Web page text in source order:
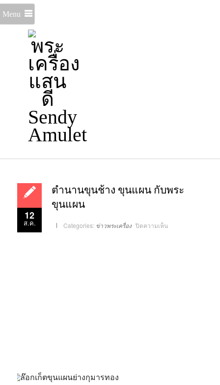
Menu
12
ส.ค.
ตำนานขุนช้าง ขุนแผน กับพระ
ขุนแผน
Categories: ข่าวพระเครื่อง ปิดความเห็นบน
ตำนาน